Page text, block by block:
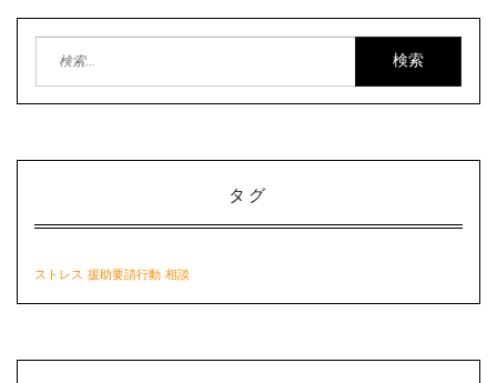
検
タグ
ストレス 援助要請行動 相談